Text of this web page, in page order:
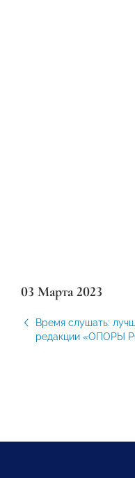
03 Марта 2023
Время слушать:
редакции «ОПОРЫ